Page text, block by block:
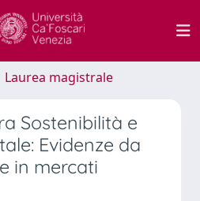
Laurea magistrale
Sostenibilità e
Evidenze da
in mercati